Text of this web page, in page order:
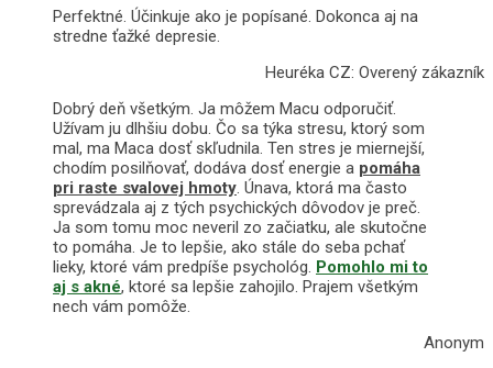
Perfektné. Účinkuje ako je popísané. Dokonca aj na
stredne ťažké depresie.
Heuréka CZ: Overený zákazník
Dobrý deň všetkým. Ja môžem Macu odporučiť.
Užívam ju dlhšiu dobu. Čo sa týka stresu, ktorý som
mal, ma Maca dosť skľudnila. Ten stres je miernejší,
chodím posilňovať, dodáva dosť energie a pomáha
pri raste svalovej hmoty. Únava, ktorá ma často
sprevádzala aj z tých psychických dôvodov je preč.
Ja som tomu moc neveril zo začiatku, ale skutočne
to pomáha. Je to lepšie, ako stále do seba pchať
lieky, ktoré vám predpíše psychológ. Pomohlo mi to
aj s akné, ktoré sa lepšie zahojilo. Prajem všetkým
nech vám pomôže.
Anonym